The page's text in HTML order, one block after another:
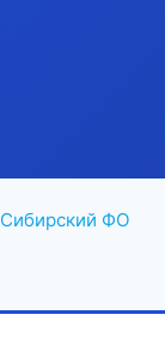
Сибирский ФО